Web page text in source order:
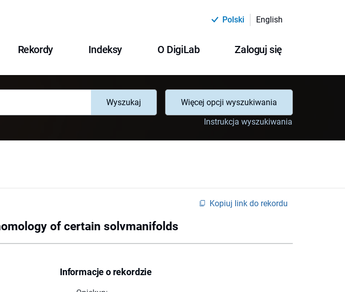
Polski English
Rekordy Indeksy O DigiLab Zaloguj się
Wyszukaj
Więcej opcji wyszukiwania
Instrukcja wyszukiwania
Kopiuj link do rekordu
of certain solvmanifolds
Informacje o rekordzie